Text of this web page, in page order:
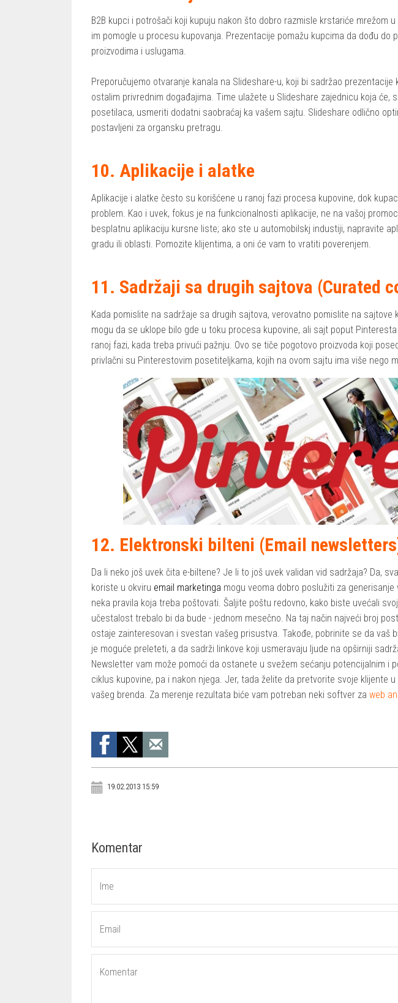
B2B kupci i potrošači koji kupuju nakon što dobro razmisle krstariće mrežom
im pomogle u procesu kupovanja. Prezentacije pomažu kupcima da dođu do
proizvodima i uslugama.
Preporučujemo otvaranje kanala na Slideshare-u, koji bi sadržao
ostalim privrednim događajima. Time ulažete u Slideshare zajednicu koja će,
posetilaca, usmeriti dodatni saobraćaj ka vašem sajtu. Slideshare odlično
postavljeni za organsku pretragu.
10. Aplikacije i alatke
Aplikacije i alatke često su korišćene u ranoj fazi procesa kupovine, dok
problem. Kao i uvek, fokus je na funkcionalnosti aplikacije, ne na vašoj
besplatnu aplikaciju kursne liste; ako ste u automobilskj industiji, napravite
gradu ili oblasti. Pomozite klijentima, a oni će vam to vratiti poverenjem.
11. Sadržaji sa drugih sajtova (Curated
Kada pomislite na sadržaje sa drugih sajtova, verovatno pomislite na sajtove
mogu da se uklope bilo gde u toku procesa kupovine, ali sajt poput
ranoj fazi, kada treba privući pažnju. Ovo se tiče pogotovo proizvoda koji
privlačni su Pinterestovim posetiteljkama, kojih na ovom sajtu ima više nego
12. Elektronski bilteni (Email
Da li neko još uvek čita e-biltene? Je li to još uvek validan vid sadržaja? Da,
koriste u okviru email marketinga mogu veoma dobro poslužiti za
neka pravila koja treba poštovati. Šaljite poštu redovno, kako biste uvećali
učestalost trebalo bi da bude - jednom mesečno. Na taj način najveći broj
ostaje zainteresovan i svestan vašeg prisustva. Takođe, pobrinite se da vaš
je moguće preleteti, a da sadrži linkove koji usmeravaju ljude na opširniji
Newsletter vam može pomoći da ostanete u svežem sećanju potencijalnim i
ciklus kupovine, pa i nakon njega. Jer, tada želite da pretvorite svoje klijente
vašeg brenda. Za merenje rezultata biće vam potreban neki softver za web
19.02.2013 15:59
Komentar